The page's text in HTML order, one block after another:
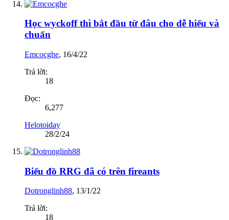
Học wyckoff thì bắt đầu từ đâu cho dễ hiểu và
chuẩn
Emcocghe, 16/4/22
Trả lời:
18
Đọc:
6,277
Helotoiday
28/2/24
Biểu đồ RRG đã có trên fireants
Dotronglinh88, 13/1/22
Trả lời:
18